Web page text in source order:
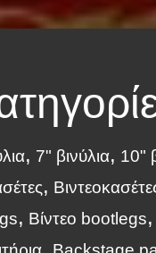
7" βινύλια
10"
Βίντεο bootlegs